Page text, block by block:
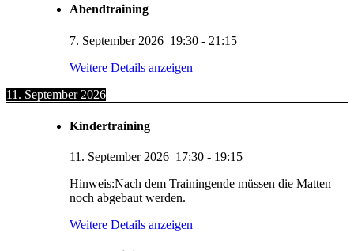
Abendtraining
7. September 2026 19:30 - 21:15
Weitere Details anzeigen
11. September 2026
Kindertraining
11. September 2026 17:30 - 19:15
Hinweis:Nach dem Trainingende müssen die Matten
noch abgebaut werden.
Weitere Details anzeigen